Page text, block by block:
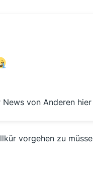
von Anderen hier
vorgehen zu